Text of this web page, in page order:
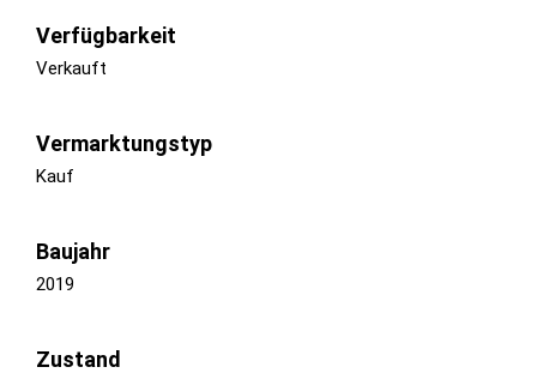
Verfügbarkeit
Verkauft
Vermarktungstyp
Kauf
Baujahr
2019
Zustand